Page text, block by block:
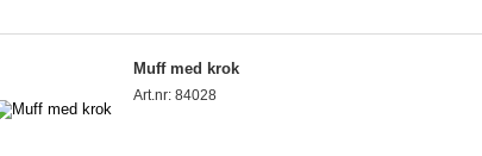
Muff med krok
Art.nr: 84028